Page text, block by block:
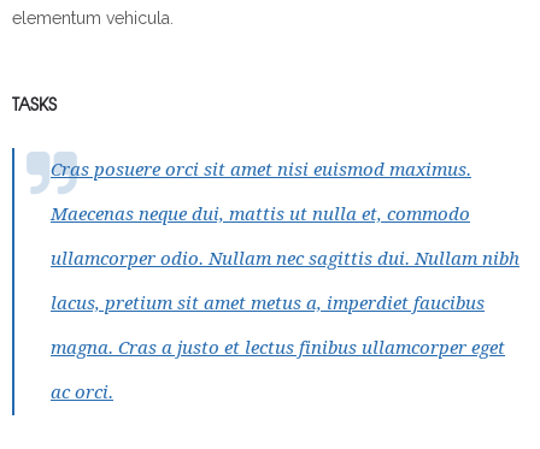
elementum vehicula.
TASKS
Cras posuere orci sit amet nisi euismod maximus.
Maecenas neque dui, mattis ut nulla et, commodo
ullamcorper odio. Nullam nec sagittis dui. Nullam nibh
lacus, pretium sit amet metus a, imperdiet faucibus
magna. Cras a justo et lectus finibus ullamcorper eget
ac orci.